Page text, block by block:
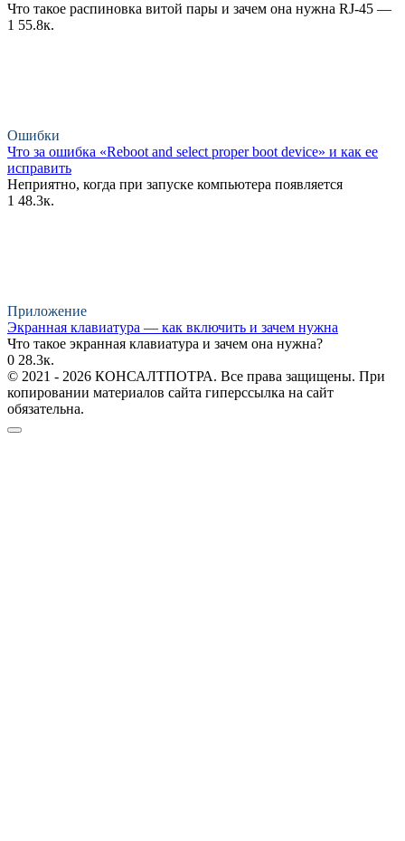
Что такое распиновка витой пары и зачем она нужна RJ-45 —
1 55.8к.
Ошибки
Что за ошибка «Reboot and select proper boot device» и как ее
исправить
Неприятно, когда при запуске компьютера появляется
1 48.3к.
Приложение
Экранная клавиатура — как включить и зачем нужна
Что такое экранная клавиатура и зачем она нужна?
0 28.3к.
© 2021 - 2026 КОНСАЛТПОТРА. Все права защищены. При
копировании материалов сайта гиперссылка на сайт
обязательна.